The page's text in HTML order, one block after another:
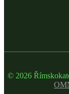
© 2026